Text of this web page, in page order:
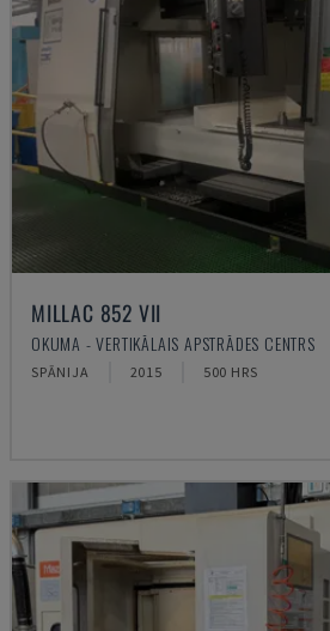
MILLAC 852 VII
OKUMA - VERTIKĀLAIS APSTRĀDES CENTRS
SPĀNIJA 2015 500 HRS